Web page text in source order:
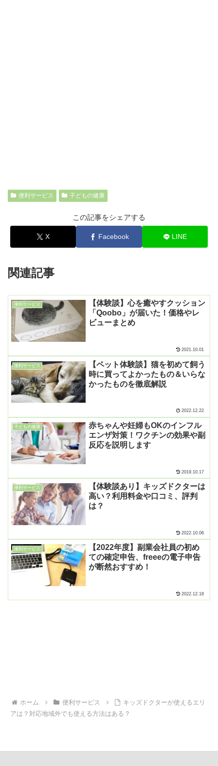
便利サービス 子どもの健康
この記事をシェアする
X Facebook LINE
関連記事
便利サービス
【体験談】心を癒やすクッション
「Qoobo」が届いた！価格やレ
ビューまとめ
2021.10.01
便利サービス
【ペット体験談】猫を初めて飼う
時に買ってよかったもの＆いらな
かったものを徹底解説
2022.12.22
子どもの健康
赤ちゃんや妊婦もOKのインフル
エンザ対策！ワクチンの効果や副
反応を説明します
2019.10.17
便利サービス
【体験談あり】キッズドクターは
高い？利用料金や口コミ、評判
は？
2022.10.06
便利サービス
【2022年度】副業会社員の初め
ての確定申告、freeeの電子申告
が断然おすすめ！
2022.12.18
ホーム 便利サービス
キッズドクターが使えるエリ
アは？対応地域外でも使える方法はある？